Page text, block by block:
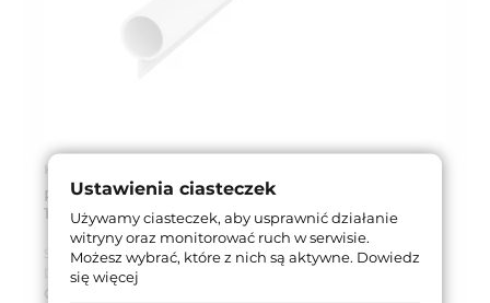
Kod produktu: 5-454-1950
PROFIL OSŁONOWY BO-22 TRZYCZĘŚCIOWY
1950mm BIAŁY RAL 9016
Seria produktu:
BO-22
Dostępność:
Czas dostawy:
Ustawienia ciasteczek
Używamy ciasteczek, aby usprawnić działanie
witryny oraz monitorować ruch w serwisie.
Możesz wybrać, które z nich są aktywne. Dowiedz
się więcej